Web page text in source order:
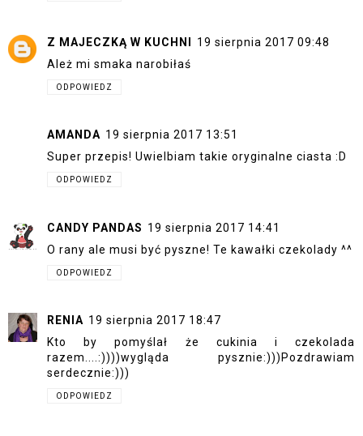
Z MAJECZKĄ W KUCHNI
19 sierpnia 2017 09:48
Ależ mi smaka narobiłaś
ODPOWIEDZ
AMANDA 19 sierpnia 2017 13:51
Super przepis! Uwielbiam takie oryginalne ciasta :D
ODPOWIEDZ
CANDY PANDAS 19 sierpnia 2017 14:41
O rany ale musi być pyszne! Te kawałki czekolady ^^
ODPOWIEDZ
RENIA 19 sierpnia 2017 18:47
Kto by pomyślał że cukinia i czekolada
razem....:))))wygląda pysznie:)))Pozdrawiam
serdecznie:)))
ODPOWIEDZ